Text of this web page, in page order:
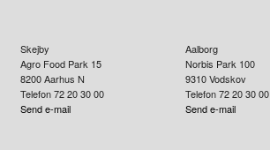
Skejby
Agro Food Park 15
8200Aarhus N
Telefon 72 20 30 00
Send e-mail
Aalborg
Norbis Park 100
9310 Vodskov
Telefon 72 20 30 00
Send e-mail